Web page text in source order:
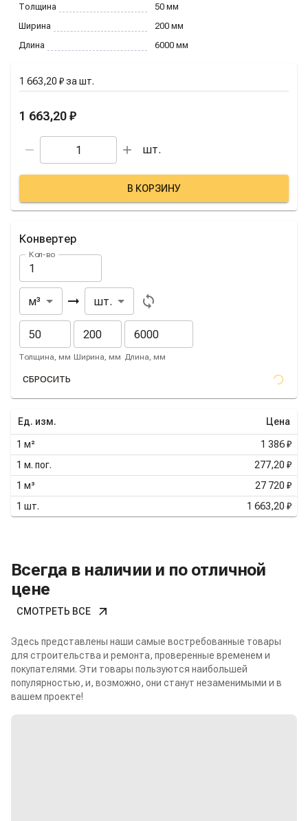
Толщина
50 мм
Ширина
200 мм
Длина
6000 мм
1 663,20 ₽за шт.
1 663,20 ₽
шт.
В КОРЗИНУ
Конвертер
Кол-во
Из
м³
В
шт.
Толщина, мм Ширина, мм Длина, мм
СБРОСИТЬ
Ед. изм. Цена
1 м²
1 386 ₽
1 м. пог.
277,20 ₽
1 м³
27 720 ₽
1 шт. 1 663,20 ₽
Всегда в наличии и по отличной
цене
СМОТРЕТЬ ВСЕ
Здесь представлены наши самые востребованные товары
для строительства и ремонта, проверенные временем и
покупателями. Эти товары пользуются наибольшей
популярностью, и, возможно, они станут незаменимыми и в
вашем проекте!